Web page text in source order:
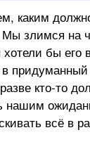
каким
злимся на
бы его
кто-то
нашим
всё в
наших умах